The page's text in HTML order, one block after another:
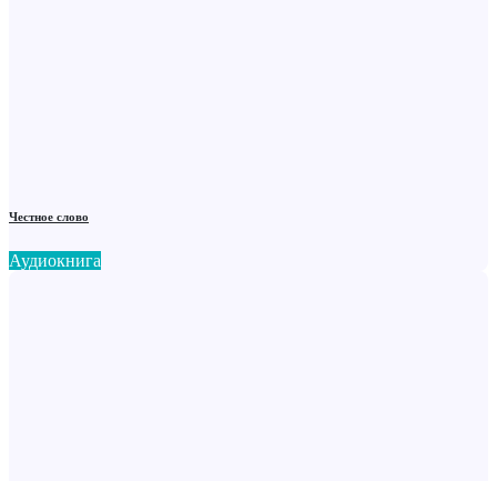
Честное слово
Аудиокнига